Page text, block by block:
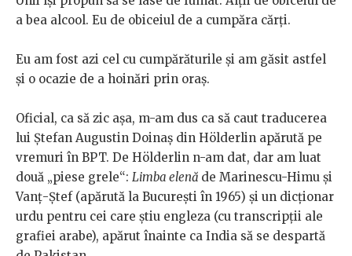
a bea alcool. Eu de obiceiul de a cumpăra cărți.
Eu am fost azi cel cu cumpărăturile și am găsit astfel
și o ocazie de a hoinări prin oraș.
Oficial, ca să zic așa, m-am dus ca să caut traducerea
lui Ștefan Augustin Doinaș din Hölderlin apărută pe
vremuri în BPT. De Hölderlin n-am dat, dar am luat
două „piese grele“: Limba elenă de Marinescu-Himu și
Vanț-Ștef (apărută la București în 1965) și un dicționar
urdu pentru cei care știu engleza (cu transcripții ale
grafiei arabe), apărut înainte ca India să se despartă